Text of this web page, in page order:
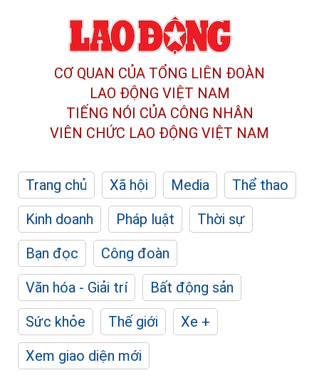
CƠ QUAN CỦA TỔNG LIÊN ĐOÀN
LAO ĐỘNG VIỆT NAM
TIẾNG NÓI CỦA CÔNG NHÂN
VIÊN CHỨC LAO ĐỘNG VIỆT NAM
Trang chủ Xã hội Media
Thể thao
Kinh doanh
Pháp luật
Thời sự
Bạn đọc
Công đoàn
Văn hóa - Giải trí
Bất động sản
Sức khỏe
Thế giới
Xe +
Xem giao diện mới